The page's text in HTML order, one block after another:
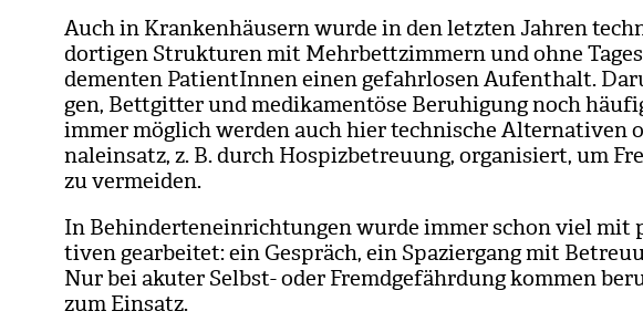
Auch in Kran­ken­häu­sern wurde in den letz­ten Jah­ren
dor­ti­gen Struk­tu­ren mit Mehr­bett­zim­mern und ohne
demen­ten Pati­en­tIn­nen einen gefahr­lo­sen Auf­ent­halt.
gen, Bett­git­ter und medi­ka­men­töse Beru­hi­gung noch
immer mög­lich wer­den auch hier tech­ni­sche Alter­na­ti­ven
nal­ein­satz, z. B. durch Hos­piz­be­treu­ung, orga­ni­siert, um
zu ver­mei­den.
In Behin­der­ten­ein­rich­tun­gen wurde immer schon viel mit
ti­ven gear­bei­tet: ein Gespräch, ein Spa­zier­gang mit
Nur bei aku­ter Selbst- oder Fremd­ge­fähr­dung kom­men
zum Ein­satz.